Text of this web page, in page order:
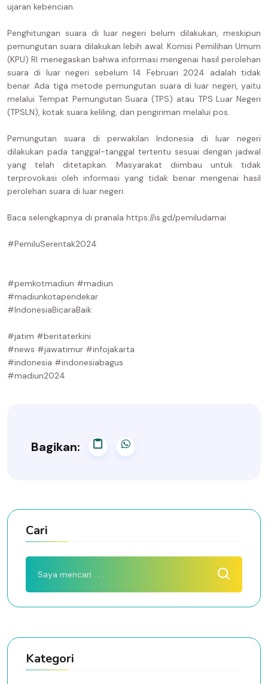
ujaran kebencian.
Penghitungan suara di luar negeri belum dilakukan, meskipun
pemungutan suara dilakukan lebih awal. Komisi Pemilihan Umum
(KPU) RI menegaskan bahwa informasi mengenai hasil perolehan
suara di luar negeri sebelum 14 Februari 2024 adalah tidak
benar. Ada tiga metode pemungutan suara di luar negeri, yaitu
melalui Tempat Pemungutan Suara (TPS) atau TPS Luar Negeri
(TPSLN), kotak suara keliling, dan pengiriman melalui pos.
Pemungutan suara di perwakilan Indonesia di luar negeri
dilakukan pada tanggal-tanggal tertentu sesuai dengan jadwal
yang telah ditetapkan. Masyarakat diimbau untuk tidak
terprovokasi oleh informasi yang tidak benar mengenai hasil
perolehan suara di luar negeri.
Baca selengkapnya di pranala https://is.gd/pemiludamai
#PemiluSerentak2024
#pemkotmadiun #madiun
#madiunkotapendekar
#IndonesiaBicaraBaik
#jatim #beritaterkini
#news #jawatimur #infojakarta
#indonesia #indonesiabagus
#madiun2024
Bagikan:
Cari
Kategori